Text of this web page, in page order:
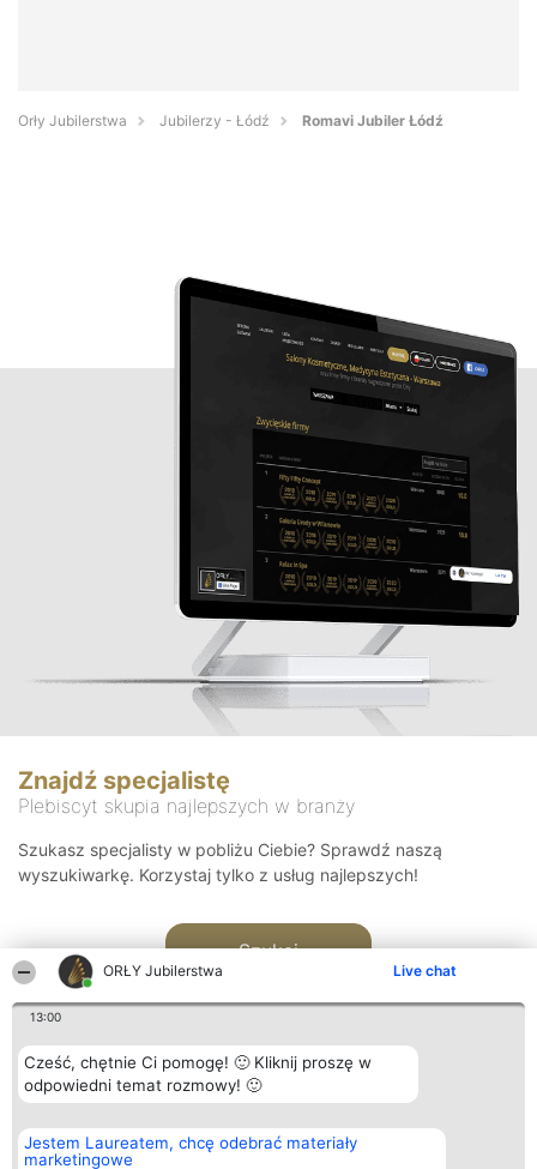
ORŁY Jubilerstwa Live chat
13:00
Cześć, chętnie Ci pomogę! 🙂 Kliknij proszę w
odpowiedni temat rozmowy! 🙂
Jestem Laureatem, chcę odebrać materiały
marketingowe
Orły Jubilerstwa Jubilerzy - Łódź Romavi Jubiler Łódź
Znajdź specjalistę
Plebiscyt skupia najlepszych w branży
Szukasz specjalisty w pobliżu Ciebie? Sprawdź naszą
wyszukiwarkę. Korzystaj tylko z usług najlepszych!
Szukaj
Organizator plebiscytu
Bright Side Solutions sp. z o.
o. sp. k.
Plebiscyt
Laureaci
Kontakt
Kontakt